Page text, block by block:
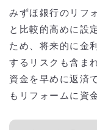
みずほ銀行のリフ
と比較的高めに設
ため、将来的に金
するリスクも含ま
資金を早めに返済
もリフォームに資